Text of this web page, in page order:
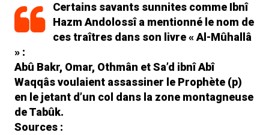
Certains savants sunnites comme Ibnî
Hazm Andolossî a mentionné le nom de
ces traîtres dans son livre « Al-Mûhallâ
» :
Abû Bakr, Omar, Othmân et Sa’d ibnî Abî
Waqqâs voulaient assassiner le Prophète (p)
en le jetant d’un col dans la zone montagneuse
de Tabûk.
Sources :